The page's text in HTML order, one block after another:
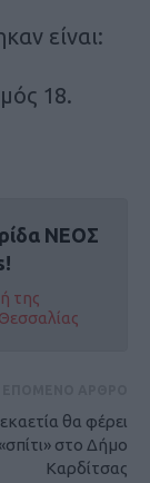
είναι:
18.
ΝΕΟΣ
της
θα φέρει
στο Δήμο
Καρδίτσας